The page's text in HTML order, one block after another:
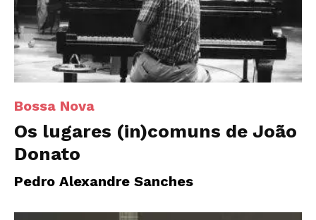
Bossa Nova
Os lugares (in)comuns de João
Donato
Pedro Alexandre Sanches